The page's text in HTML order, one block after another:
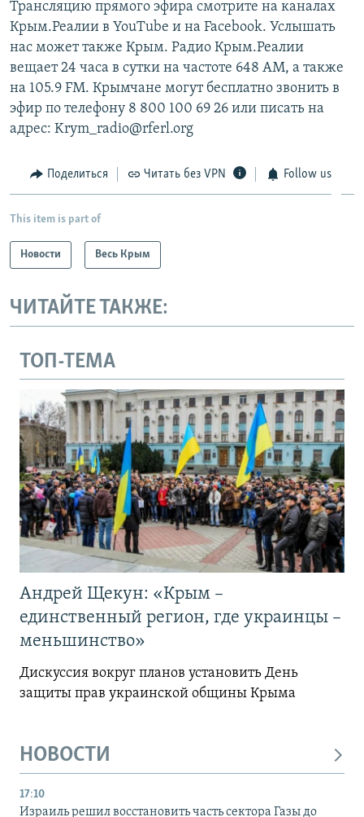
Трансляцию прямого эфира смотрите на каналах
Крым.Реалии в YouTube и на Facebook. Услышать
нас может также Крым. Радио Крым.Реалии
вещает 24 часа в сутки на частоте 648 АМ, а также
на 105.9 FM. Крымчане могут бесплатно звонить в
эфир по телефону 8 800 100 69 26 или писать на
адрес: Krym_radio@rferl.org
Поделиться Читать без VPN Follow us
This item is part of
Новости Весь Крым
ЧИТАЙТЕ ТАКЖЕ:
ТОП-ТЕМА
Андрей Щекун: «Крым –
единственный регион, где украинцы –
меньшинство»
Дискуссия вокруг планов установить День
защиты прав украинской общины Крыма
НОВОСТИ
17:10
Израиль решил восстановить часть сектора Газы до